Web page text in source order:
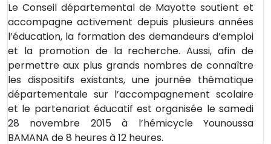
Le Conseil départemental de Mayotte soutient et
accompagne activement depuis plusieurs années
l’éducation, la formation des demandeurs d’emploi
et la promotion de la recherche. Aussi, afin de
permettre aux plus grands nombres de connaître
les dispositifs existants, une journée thématique
départementale sur l’accompagnement scolaire
et le partenariat éducatif est organisée le samedi
28 novembre 2015 à l’hémicycle Younoussa
BAMANA de 8 heures à 12 heures.